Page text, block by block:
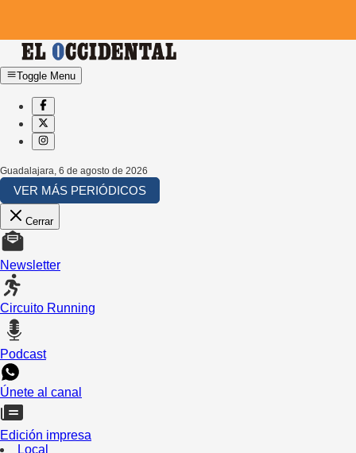
Toggle Menu
Guadalajara, 6 de agosto de 2026
VER MÁS PERIÓDICOS
Cerrar
Newsletter
Circuito Running
Podcast
Únete al canal
Edición impresa
Local